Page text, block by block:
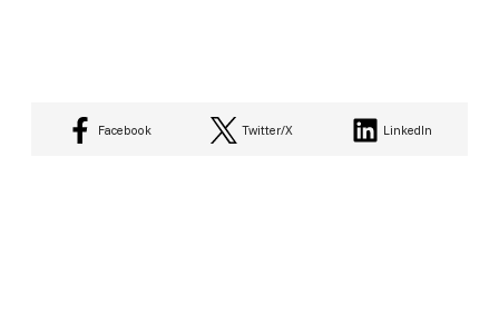
Facebook Twitter/X LinkedIn